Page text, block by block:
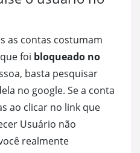
as contas costumam
foi bloqueado no
basta pesquisar
no google. Se a conta
ao clicar no link que
Usuário não
realmente